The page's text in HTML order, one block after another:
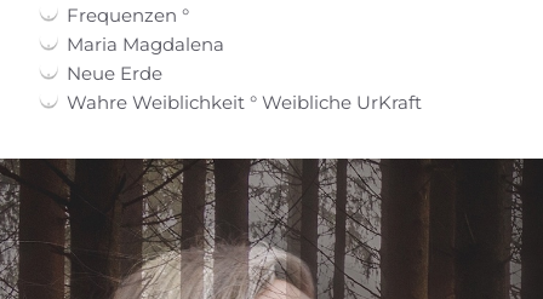
Frequenzen °
Maria Magdalena
Neue Erde
Wahre Weiblichkeit ° Weibliche UrKraft